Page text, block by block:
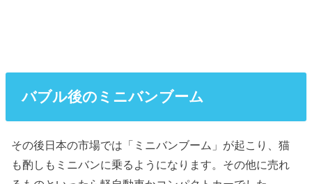
バブル後のミニバンブーム
その後日本の市場では「ミニバンブーム」が起こり、猫
も酌しもミニバンに乗るようになります。その他に売れ